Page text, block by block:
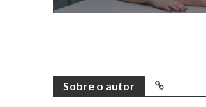
Sobre o autor